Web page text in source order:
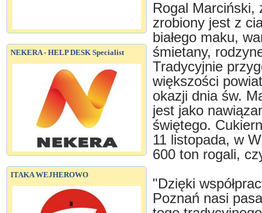
NEKERA - HELP DESK Specialist
ITAKA WEJHEROWO
Rogal Marciński,
zrobiony jest z
białego maku,
śmietany,
Tradycyjnie
większości
okazji dnia św.
jest jako
świętego.
11 listopada, w
600 ton rogali,
"Dzięki
Poznań nasi